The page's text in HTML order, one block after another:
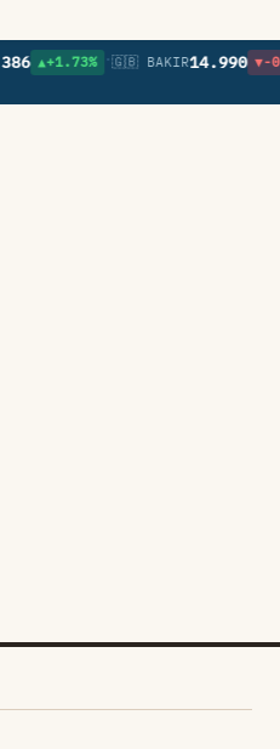
▲+1.73% •🇬🇧 BAKIR14.990 ▼-0.13%